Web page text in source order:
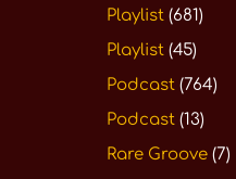
Playlist(681)
Playlist(45)
Podcast(764)
Podcast(13)
Rare Groove(7)